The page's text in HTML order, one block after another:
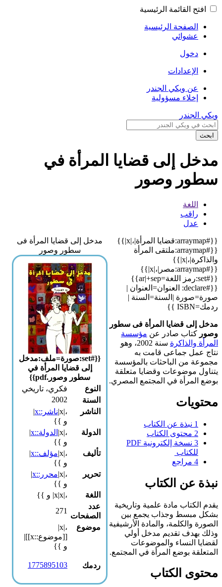
افتح القائمة الرئيسية
الصفحة الرئيسية
عشوائي
دخول
الإعدادات
عن ويكي الجندر
إخلاء مسؤولية
ويكي الجندر
ابحث
مدخل إلى قضايا المرأة في
سطور وصور
اللغة
راقب
عدل
مدخل إلى قضايا المرأة فى
سطور وصور
{{#set:صورة=ملف:مدخل
إلى قضايا المرأة في
سطور وصور.pdf}}
النوع
فكري، تاريخي
السنة
2002
الناشر
،|x| ناشر::x |
و }}
الدولة
،|x| الدولة::x |
و }}
تأليف
،|x| مؤلف::x |
و }}
تحرير
،|x| محرر::x |
و }}
اللغة
،|x|x| و }}
عدد
الصفحات
271
موضوع
،|x|
[[موضوع::x]]|
و }}
ردمك 1775895103
{{#arraymap:قضايا المرأة|،|x|}}
{{#arraymap:ملتقى المرأة
والذاكرة|،|x|}}
{{#arraymap:مصر|،|x|}}
{{#set:رمز اللغة=ar|+sep}}
{{#declare: العنوان=العنوان |
صورة=صورة |السنة=السنة |
ردمك=ISBN }}
مدخل إلى قضايا المرأة فى سطور
وصور كتاب صادر عن مؤسسة
المرأة والذاكرة
سنة 2002، وهو
نتاج عمل جماعى قامت به
مجموعة من الباحثات بالمؤسسة
يتناول موضوعات وقضايا متعلقة
بوضع المرأة في المجتمع المصري.
محتويات
1 نبذة عن الكتاب
2 محتوى الكتاب
3
نسخة إلكترونية PDF
للكتاب
4 مراجع
نبذة عن الكتاب
يقدم الكتاب مادة علمية وتاريخية
بشكل مبسط وجذاب يجمع بين
الصورة والكلمة، والمادة الأرشيفية
وذلك بهدف تقديم مدخل أولي
لقضايا النساء والموضوعات
المتعلقة بوضع المرأة في المجتمع.
محتوى الكتاب